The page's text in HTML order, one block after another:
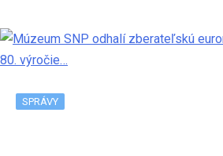
SPRÁVY